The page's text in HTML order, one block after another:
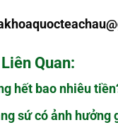
Quan:
hết bao nhiêu
sứ có ảnh hưởng